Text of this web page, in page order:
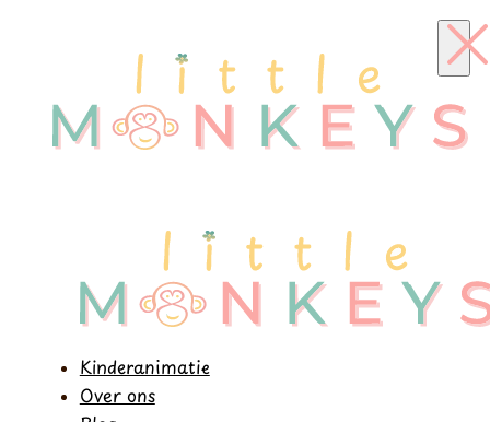
Kinderanimatie
Over ons